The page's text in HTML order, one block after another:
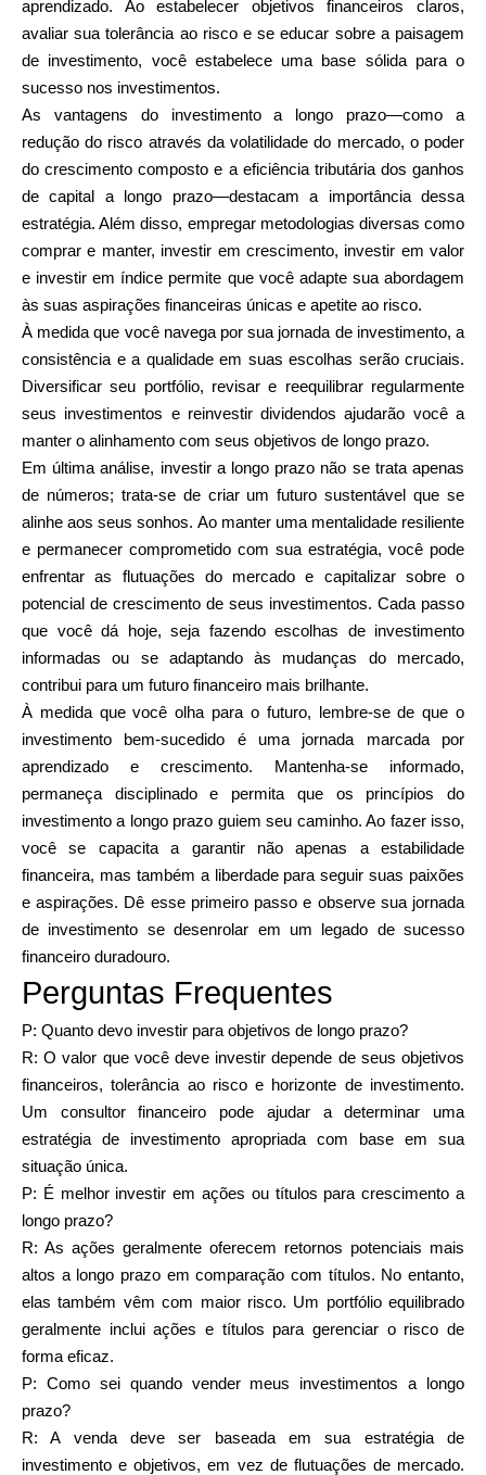
aprendizado. Ao estabelecer objetivos financeiros claros,
avaliar sua tolerância ao risco e se educar sobre a paisagem
de investimento, você estabelece uma base sólida para o
sucesso nos investimentos.
As vantagens do investimento a longo prazo—como a
redução do risco através da volatilidade do mercado, o poder
do crescimento composto e a eficiência tributária dos ganhos
de capital a longo prazo—destacam a importância dessa
estratégia. Além disso, empregar metodologias diversas como
comprar e manter, investir em crescimento, investir em valor
e investir em índice permite que você adapte sua abordagem
às suas aspirações financeiras únicas e apetite ao risco.
À medida que você navega por sua jornada de investimento, a
consistência e a qualidade em suas escolhas serão cruciais.
Diversificar seu portfólio, revisar e reequilibrar regularmente
seus investimentos e reinvestir dividendos ajudarão você a
manter o alinhamento com seus objetivos de longo prazo.
Em última análise, investir a longo prazo não se trata apenas
de números; trata-se de criar um futuro sustentável que se
alinhe aos seus sonhos. Ao manter uma mentalidade resiliente
e permanecer comprometido com sua estratégia, você pode
enfrentar as flutuações do mercado e capitalizar sobre o
potencial de crescimento de seus investimentos. Cada passo
que você dá hoje, seja fazendo escolhas de investimento
informadas ou se adaptando às mudanças do mercado,
contribui para um futuro financeiro mais brilhante.
À medida que você olha para o futuro, lembre-se de que o
investimento bem-sucedido é uma jornada marcada por
aprendizado e crescimento. Mantenha-se informado,
permaneça disciplinado e permita que os princípios do
investimento a longo prazo guiem seu caminho. Ao fazer isso,
você se capacita a garantir não apenas a estabilidade
financeira, mas também a liberdade para seguir suas paixões
e aspirações. Dê esse primeiro passo e observe sua jornada
de investimento se desenrolar em um legado de sucesso
financeiro duradouro.
Perguntas Frequentes
P: Quanto devo investir para objetivos de longo prazo?
R: O valor que você deve investir depende de seus objetivos
financeiros, tolerância ao risco e horizonte de investimento.
Um consultor financeiro pode ajudar a determinar uma
estratégia de investimento apropriada com base em sua
situação única.
P: É melhor investir em ações ou títulos para crescimento a
longo prazo?
R: As ações geralmente oferecem retornos potenciais mais
altos a longo prazo em comparação com títulos. No entanto,
elas também vêm com maior risco. Um portfólio equilibrado
geralmente inclui ações e títulos para gerenciar o risco de
forma eficaz.
P: Como sei quando vender meus investimentos a longo
prazo?
R: A venda deve ser baseada em sua estratégia de
investimento e objetivos, em vez de flutuações de mercado.